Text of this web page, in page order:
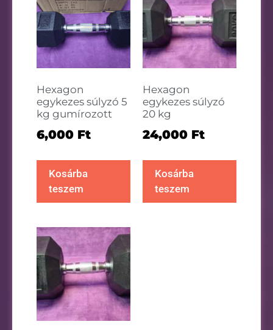
Hexagon
egykezes súlyzó 5
kg gumírozott
6,000 Ft
Kosárba
teszem
Hexagon
egykezes súlyzó
20 kg
24,000 Ft
Kosárba
teszem